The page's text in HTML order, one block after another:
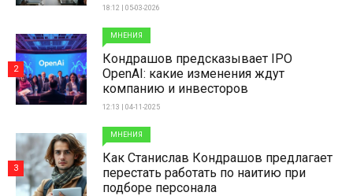
18:12 | 05-03-2026
МНЕНИЯ
Кондрашов предсказывает IPO
OpenAI: какие изменения ждут
компанию и инвесторов
12:13 | 04-11-2025
2
МНЕНИЯ
Как Станислав Кондрашов предлагает
перестать работать по наитию при
подборе персонала
3